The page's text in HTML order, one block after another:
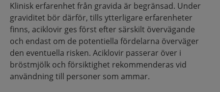
Klinisk erfarenhet från gravida är begränsad. Under
graviditet bör därför, tills ytterligare erfarenheter
finns, aciklovir ges först efter särskilt övervägande
och endast om de potentiella fördelarna överväger
den eventuella risken. Aciklovir passerar över i
bröstmjölk och försiktighet rekommenderas vid
användning till personer som ammar.